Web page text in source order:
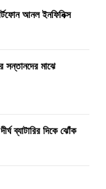
আনল ইনফিনিক্স
সন্তানদের মাঝে
ব্যাটারির দিকে ঝোঁক